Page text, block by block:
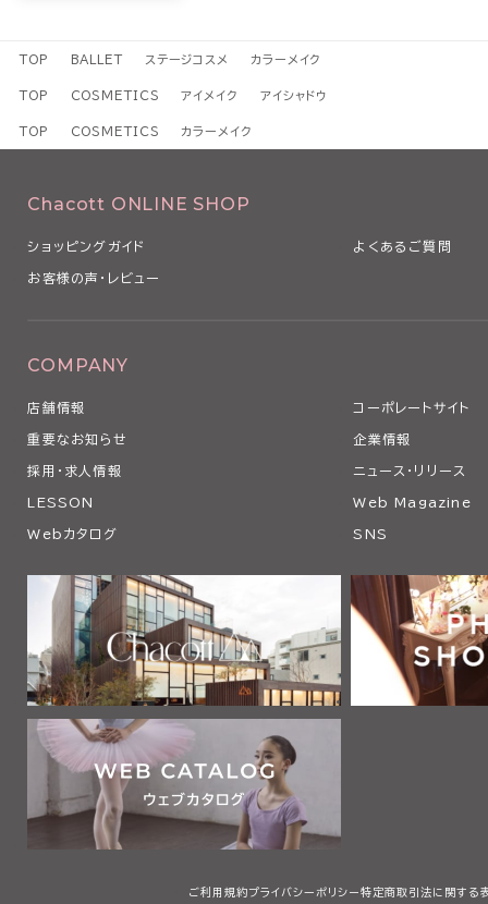
TOP BALLET ステージコスメ カラーメイク
TOP COSMETICS アイメイク アイシャドウ
TOP COSMETICS カラーメイク
Chacott ONLINE SHOP
ショッピングガイド よくあるご質問
お客様の声・レビュー
COMPANY
店舗情報 コーポレートサイト
重要なお知らせ 企業情報
採用・求人情報 ニュース・リリース
LESSON Web Magazine
Webカタログ SNS
ご利用規約プライバシーポリシー 特定商取引法に関する